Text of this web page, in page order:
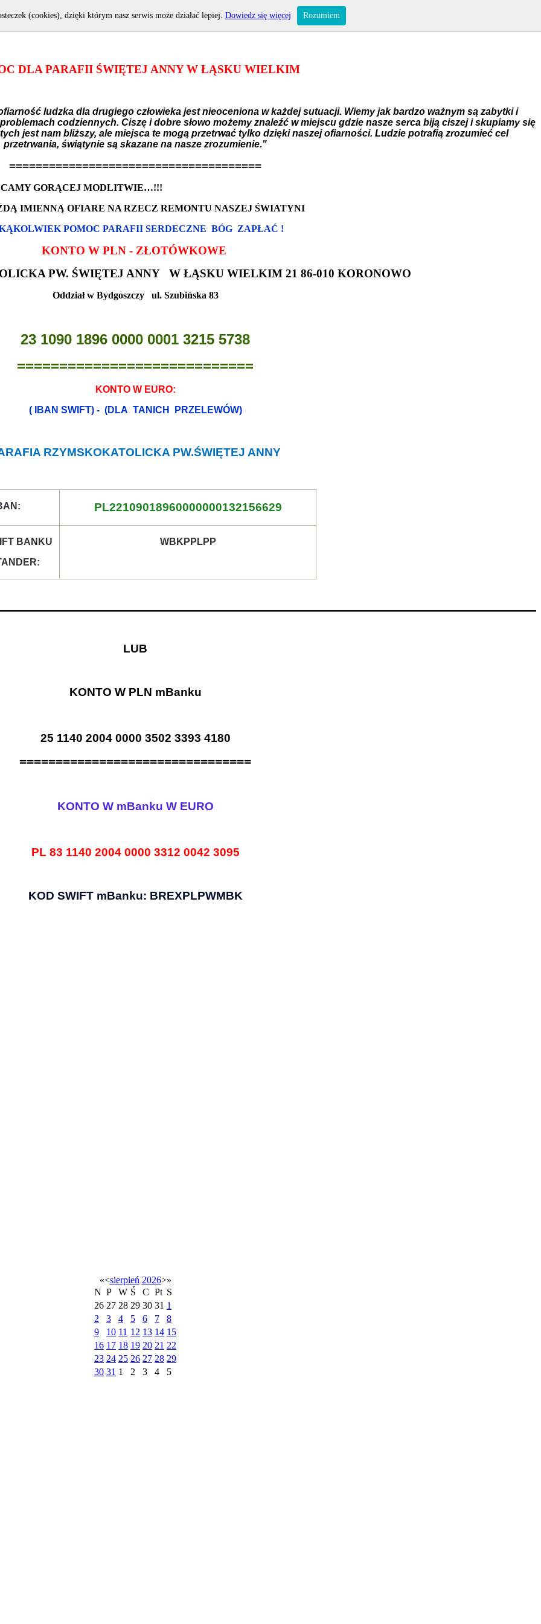
DLA PARAFII ŚWIĘTEJ ANNY W ŁĄSKU WIELKIM
ludzka dla drugiego człowieka jest nieoceniona w każdej sutuacji. Wiemy jak bardzo ważnym są zabytki i
codziennych. Ciszę i dobre słowo możemy znaleźć w miejscu gdzie nasze serca biją ciszej i skupiamy się
jest nam bliższy, ale miejsca te mogą przetrwać tylko dzięki naszej ofiarności. Ludzie potrafią zrozumieć cel
przetrwania, świątynie są skazane na nasze zrozumienie."
======================================
GORĄCEJ MODLITWIE…!!!
IMIENNĄ OFIARE NA RZECZ REMONTU NASZEJ ŚWIATYNI
POMOC PARAFII SERDECZNE BÓG ZAPŁAĆ !
KONTO W PLN - ZŁOTÓWKOWE
PW. ŚWIĘTEJ ANNY W ŁĄSKU WIELKIM 21 86-010 KORONOWO
Oddział w Bydgoszczy ul. Szubińska 83
23 1090 1896 0000 0001 3215 5738
============================
KONTO W EURO:
( IBAN SWIFT) - (DLA TANICH PRZELEWÓW)
RZYMSKOKATOLICKA PW.ŚWIĘTEJ ANNY
PL22109018960000000132156629
BANKU
WBKPPLPP
LUB
KONTO W PLN mBanku
25 1140 2004 0000 3502 3393 4180
================================
KONTO W mBanku W EURO
PL 83 1140 2004 0000 3312 0042 3095
KOD SWIFT mBanku: BREXPLPWMBK
«<sierpień 2026>»
N P W Ś C Pt S
26 27 28 29 30 31 1
2
3 4 5 6 7
8
9
10 11 12 13 14 15
16 17 18 19 20 21 22
23 24 25 26 27 28 29
30 31 1 2 3 4 5
(cookies), dzięki którym nasz serwis może działać lepiej. Dowiedz się więcej Rozumiem